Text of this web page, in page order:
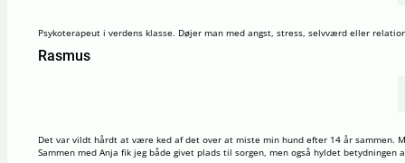
Psykoterapeut i verdens klasse. Døjer man med angst, stress, selvværd eller
Rasmus
Det var vildt hårdt at være ked af det over at miste min hund efter 14 år sammen.
Sammen med Anja fik jeg både givet plads til sorgen, men også hyldet